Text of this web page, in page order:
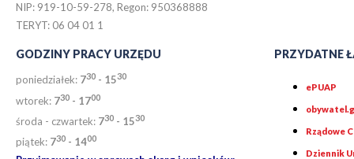
NIP: 919-10-59-278, Regon: 950368888
TERYT: 06 04 01 1
GODZINY PRACY URZĘDU
poniedziałek: 730 - 1530
wtorek: 730 - 1700
środa - czwartek: 730 - 1530
piątek: 730 - 1400
PRZYDATNE
ePUAP
Rządowe
Dziennik